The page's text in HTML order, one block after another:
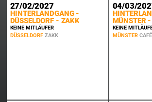
27/02/2027
HINTERLANDGANG -
DÜSSELDORF - ZAKK
KEINE MITLÄUFER
DÜSSELDORF ZAKK
04/03/
MÜNSTER
KEINE
MÜNSTER